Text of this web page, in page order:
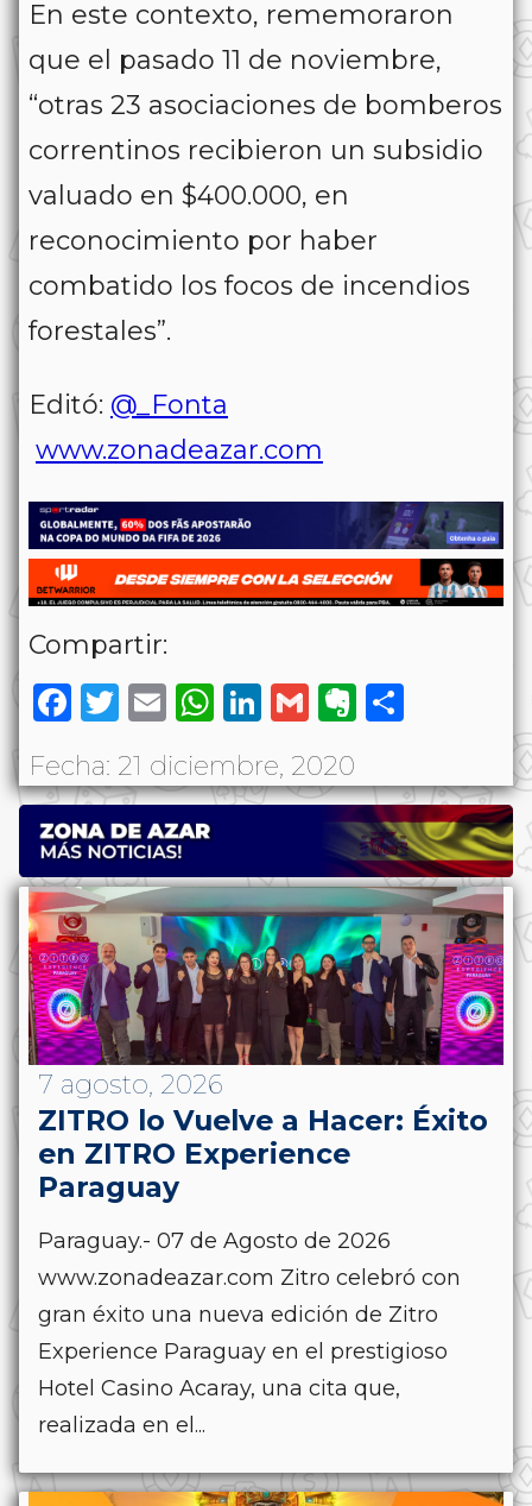
En este contexto, rememoraron
que el pasado 11 de noviembre,
“otras 23 asociaciones de bomberos
correntinos recibieron un subsidio
valuado en $400.000, en
reconocimiento por haber
combatido los focos de incendios
forestales”.
Editó: @_Fonta
www.zonadeazar.com
Compartir:
Facebook
Twitter
EmailWhatsApp
LinkedIn
GmailEvernote
Fecha: 21 diciembre, 2020
7 agosto, 2026
ZITRO lo Vuelve a Hacer: Éxito
en ZITRO Experience
Paraguay
Paraguay.- 07 de Agosto de 2026
www.zonadeazar.com Zitro celebró con
gran éxito una nueva edición de Zitro
Experience Paraguay en el prestigioso
Hotel Casino Acaray, una cita que,
realizada en el...